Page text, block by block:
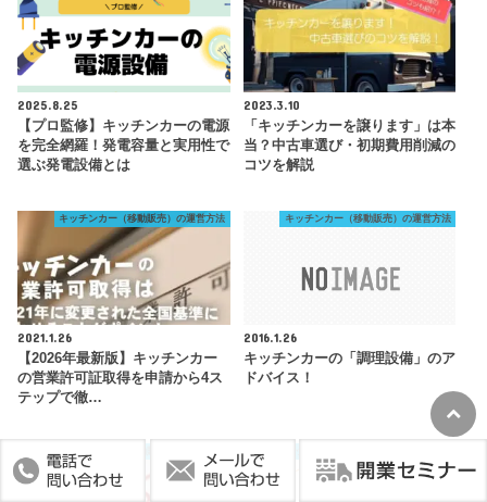
2025.8.25
【プロ監修】キッチンカーの電源
を完全網羅！発電容量と実用性で
選ぶ発電設備とは
2023.3.10
「キッチンカーを譲ります」は本
当？中古車選び・初期費用削減の
コツを解説
キッチンカー（移動販売）の運営方法
2021.1.26
【2026年最新版】キッチンカー
の営業許可証取得を申請から4ス
テップで徹…
キッチンカー（移動販売）の運営方法
2016.1.26
キッチンカーの「調理設備」のア
ドバイス！
キッチンカー（移動販売）の運営方法